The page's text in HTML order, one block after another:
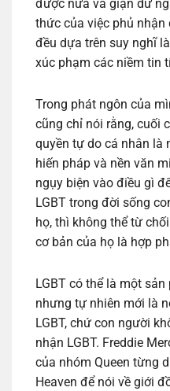
được nữa và giận dữ
thức của việc phủ nhận
đều dựa trên suy nghĩ
xúc phạm các niềm tin
Trong phát ngôn của
cũng chỉ nói rằng, cuối
quyền tự do cá nhân là
hiến pháp và nền văn
ngụy biện vào điều gì
LGBT trong đời sống
họ, thì không thể từ
cơ bản của họ là hợp
LGBT có thể là một
nhưng tự nhiên mới là
LGBT, chứ con người
nhận LGBT. Freddie
của nhóm Queen từng
Heaven để nói về giới